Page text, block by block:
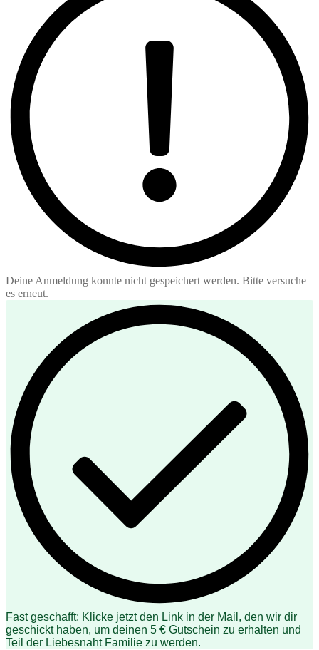
Deine Anmeldung konnte nicht gespeichert werden. Bitte versuche
es erneut.
Fast geschafft: Klicke jetzt den Link in der Mail, den wir dir
geschickt haben, um deinen 5 € Gutschein zu erhalten und
Teil der Liebesnaht Familie zu werden.